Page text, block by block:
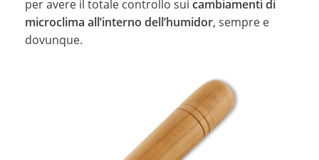
per avere il totale controllo sui cambiamenti di
microclima all’interno dell’humidor, sempre e
dovunque.